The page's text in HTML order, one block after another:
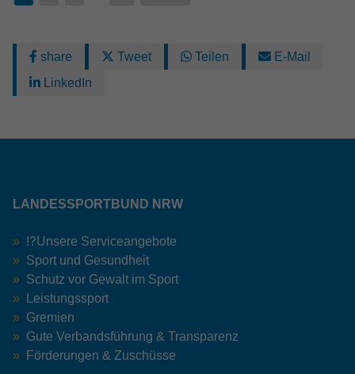
share Tweet Teilen
E-Mail
LinkedIn
LANDESSPORTBUND NRW
⁉️Unsere Serviceangebote
Sport und Gesundheit
Schutz vor Gewalt im Sport
Leistungssport
Gremien
Gute Verbandsführung & Transparenz
Förderungen & Zuschüsse